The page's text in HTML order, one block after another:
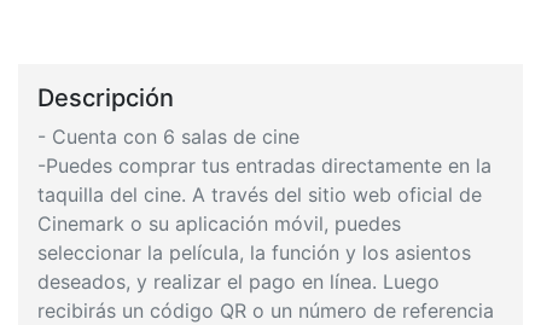
Descripción
- Cuenta con 6 salas de cine
-Puedes comprar tus entradas directamente en la
taquilla del cine. A través del sitio web oficial de
Cinemark o su aplicación móvil, puedes
seleccionar la película, la función y los asientos
deseados, y realizar el pago en línea. Luego
recibirás un código QR o un número de referencia